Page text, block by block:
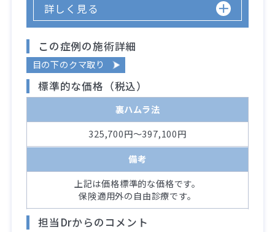
詳しく見る
この症例の施術詳細
目の下のクマ取り
標準的な価格（税込）
裏ハムラ法
325,700円～397,100円
備考
上記は価格標準的な価格です。
保険適用外の自由診療です。
担当Drからのコメント